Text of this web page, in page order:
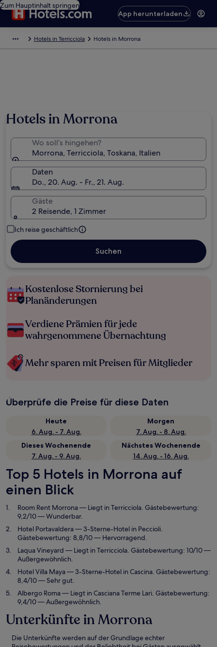
Zum Hauptinhalt springen
App herunterladen
Hotels in Terricciola Hotels in Morrona
Hotels in Morrona
Wo soll’s hingehen?
Morrona, Terricciola, Toskana, Italien
Daten
Do., 20. Aug. - Fr., 21. Aug.
Gäste
2 Reisende, 1 Zimmer
Ich reise geschäftlich
Suchen
Kostenlose Stornierung bei
Planänderungen
Verdiene Prämien für jede
wahrgenommene Übernachtung
Mehr sparen mit Preisen für Mitglieder
Überprüfe die Preise für diese Daten
Heute
6. Aug. - 7. Aug.
Morgen
7. Aug. - 8. Aug.
Dieses Wochenende
7. Aug. - 9. Aug.
Nächstes Wochenende
14. Aug. - 16. Aug.
Top 5 Hotels in Morrona auf
einen Blick
Room Rent Morrona— Liegt in Terricciola. Gästebewertung:
9,2/10 — Wunderbar.
Hotel Portavaldera— 3-Sterne-Hotel in Peccioli.
Gästebewertung: 8,8/10 — Hervorragend.
Laqua Vineyard — Liegt in Terricciola. Gästebewertung: 10/10 —
Außergewöhnlich.
Hotel Villa Maya— 3-Sterne-Hotel in Cascina. Gästebewertung:
8,4/10 — Sehr gut.
Albergo Roma— Liegt in Casciana Terme Lari. Gästebewertung:
9,4/10 — Außergewöhnlich.
Unterkünfte in Morrona
Die Unterkünfte werden auf der Grundlage echter